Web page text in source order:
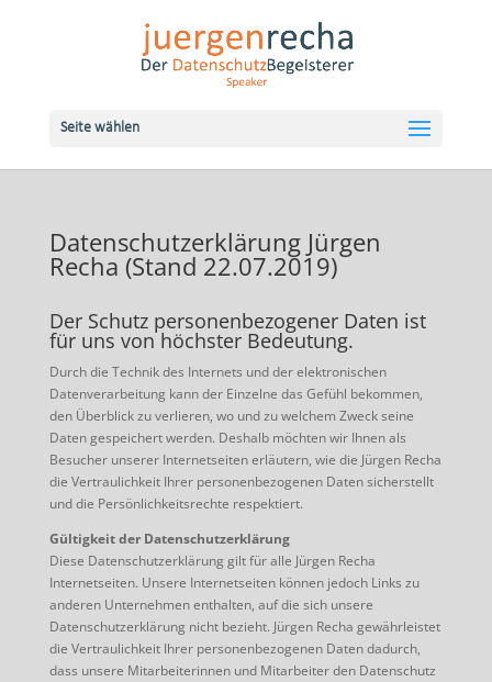
Seite wählen
Datenschutzerklärung Jürgen
Recha (Stand 22.07.2019)
Der Schutz personenbezogener Daten ist
für uns von höchster Bedeutung.
Durch die Technik des Internets und der elektronischen
Datenverarbeitung kann der Einzelne das Gefühl bekommen,
den Überblick zu verlieren, wo und zu welchem Zweck seine
Daten gespeichert werden. Deshalb möchten wir Ihnen als
Besucher unserer Internetseiten erläutern, wie die Jürgen Recha
die Vertraulichkeit Ihrer personen­bezogenen Daten sicherstellt
und die Persönlichkeitsrechte respektiert.
Gültigkeit der Datenschutzerklärung
Diese Datenschutzerklärung gilt für alle Jürgen Recha
Internetseiten. Unsere Internetseiten können jedoch Links zu
anderen Unternehmen enthalten, auf die sich unsere
Datenschutzerklärung nicht bezieht. Jürgen Recha gewährleistet
die Vertraulichkeit Ihrer personenbezogenen Daten dadurch,
dass unsere Mitarbeiterinnen und Mitarbeiter den Datenschutz